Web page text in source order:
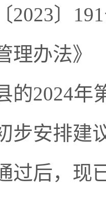
2023〕
理办法》
的2024年
步安排建
过后，现